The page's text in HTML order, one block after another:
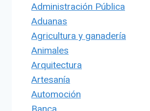
Administración Pública
Aduanas
Agricultura y ganadería
Animales
Arquitectura
Artesanía
Automoción
Banca